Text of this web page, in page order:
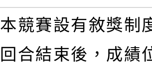
本競賽設有敘獎制
回合結束後，成績